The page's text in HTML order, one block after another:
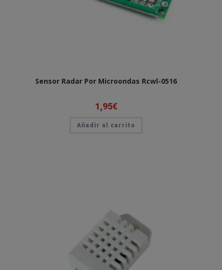
Sensor Radar Por Microondas Rcwl-0516
1,95€
Añadir al carrito